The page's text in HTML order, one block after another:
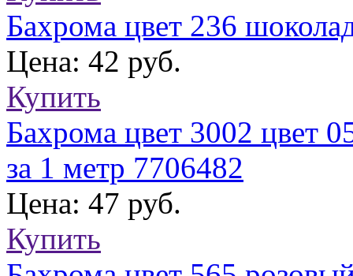
Бахрома цвет 236
Цена: 42 руб.
Купить
Бахрома цвет 3002 цвет
за 1 метр 7706482
Цена: 47 руб.
Купить